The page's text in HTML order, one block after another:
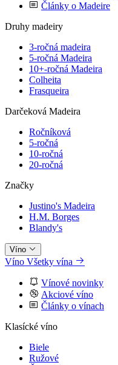
Články o Madeire
Druhy madeiry
3-ročná madeira
5-ročná Madeira
10+-ročná Madeira
Colheita
Frasqueira
Darčeková Madeira
Ročníková
5-ročná
10-ročná
20-ročná
Značky
Justino's Madeira
H.M. Borges
Blandy's
Víno
Víno Všetky vína
Vínové novinky
Akciové víno
Články o vínach
Klasícké víno
Biele
Ružové